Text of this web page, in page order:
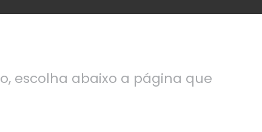
escolha abaixo a página que